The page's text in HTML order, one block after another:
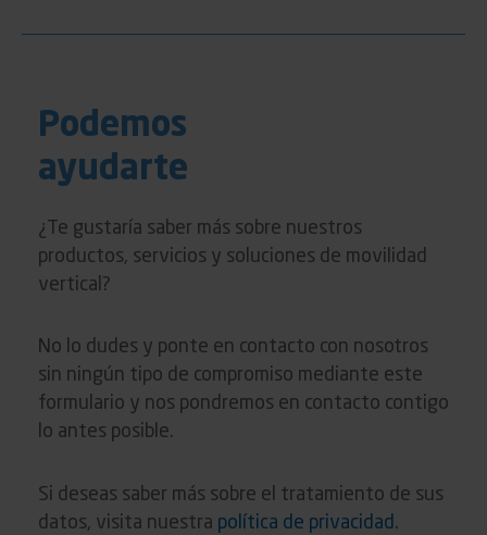
Podemos
ayudarte
¿Te gustaría saber más sobre nuestros
productos, servicios y soluciones de movilidad
vertical?
No lo dudes y ponte en contacto con nosotros
sin ningún tipo de compromiso mediante este
formulario y nos pondremos en contacto contigo
lo antes posible.
Si deseas saber más sobre el tratamiento de sus
datos, visita nuestra política de privacidad.